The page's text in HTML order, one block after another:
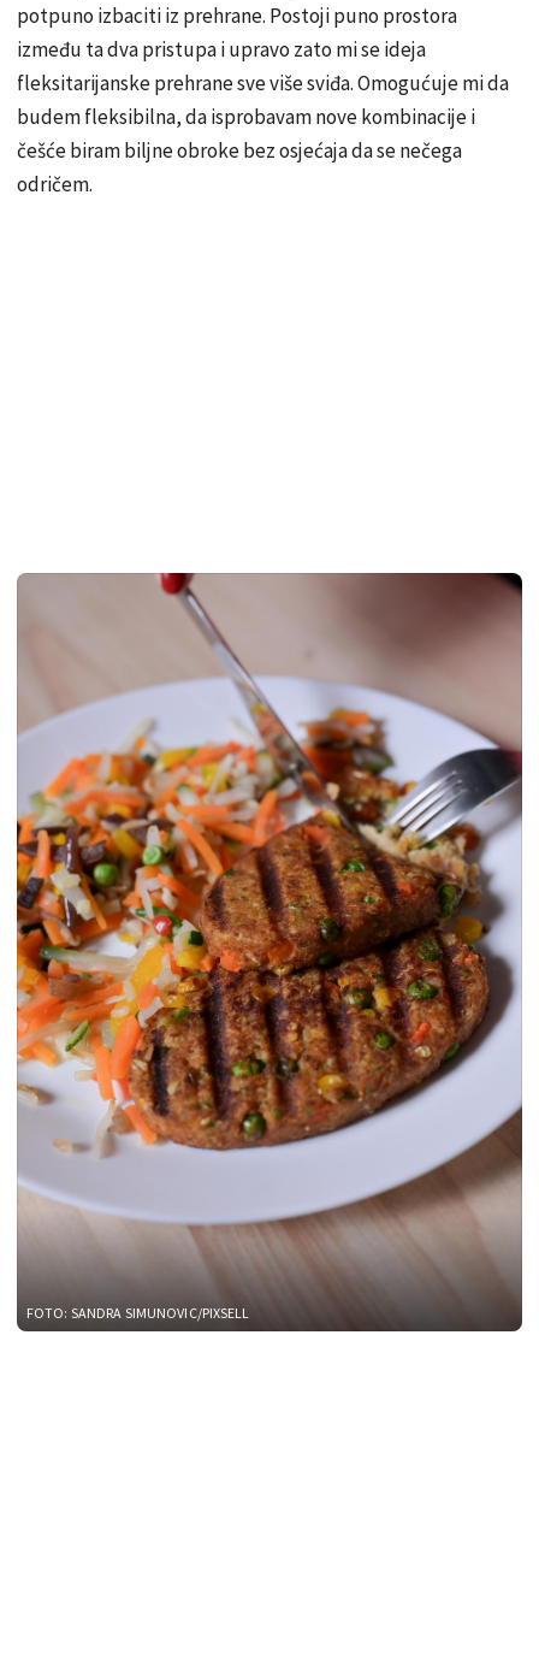
potpuno izbaciti iz prehrane. Postoji puno prostora
između ta dva pristupa i upravo zato mi se ideja
fleksitarijanske prehrane sve više sviđa. Omogućuje mi da
budem fleksibilna, da isprobavam nove kombinacije i
češće biram biljne obroke bez osjećaja da se nečega
odričem.
FOTO: SANDRA SIMUNOVIC/PIXSELL